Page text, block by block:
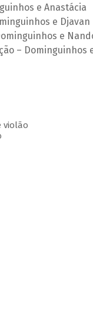
e Anastácia
e Djavan
e
–
violão